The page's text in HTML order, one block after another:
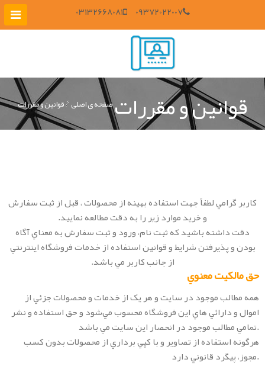
03132668081 09372022007
قوانين و مقرراتصفحه ی اصلی قوانين و مقررات
کاربر گرامي لطفاً جهت استفاده بهينه از محصولات ، قبل از ثبت سفارش
و خريد موارد زير را به دقت مطالعه نماييد.
دقت داشته باشيد که ثبت نام، ورود و ثبت سفارش به معناي آگاه
بودن و پذيرفتن شرايط و قوانين استفاده از خدمات فروشگاه اينترنتي
از جانب کاربر مي باشد.
حق مالکيت معنوي
همه مطالب موجود در سايت و هر يک از خدمات و محصولات جزئي از
اموال و دارائي هاي اين فروشگاه محسوب مي‏‌شود و حق استفاده و نشر
تمامي مطالب موجود در انحصار اين سايت مي باشد.
هرگونه استفاده از تصاوير و با کپي برداري از محصولات بدون کسب
مجوز، پيگرد قانوني دارد.